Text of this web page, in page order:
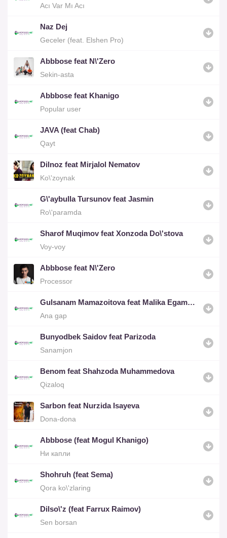
Acı Var Mı Acı
Naz Dej
Geceler (feat. Elshen Pro)
Abbbose feat N\'Zero
Sekin-asta
Abbbose feat Khanigo
Popular user
JAVA (feat Chab)
Qayt
Dilnoz feat Mirjalol Nematov
Ko\'zoynak
G\'aybulla Tursunov feat Jasmin
Ro\'paramda
Sharof Muqimov feat Xonzoda Do\'stova
Voy-voy
Abbbose feat N\'Zero
Processor
Gulsanam Mamazoitova feat Malika Egamberdiyeva
Ana gap
Bunyodbek Saidov feat Parizoda
Sanamjon
Benom feat Shahzoda Muhammedova
Qizaloq
Sarbon feat Nurzida Isayeva
Dona-dona
Abbbose (feat Mogul Khanigo)
Ни капли
Shohruh (feat Sema)
Qora ko\'zlaring
Dilso\'z (feat Farrux Raimov)
Sen borsan